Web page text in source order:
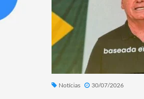
Notícias 30/07/2026